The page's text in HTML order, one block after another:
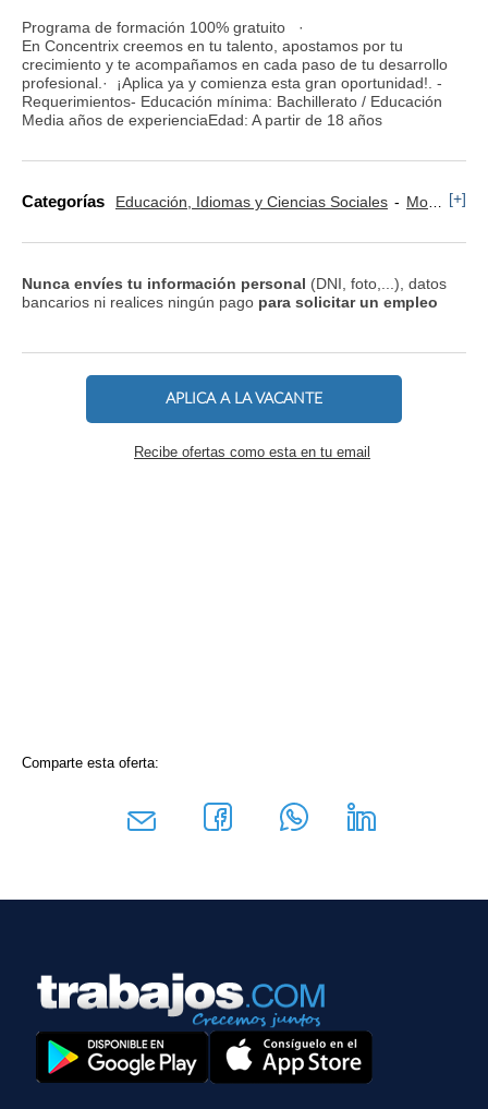
Programa de formación 100% gratuito ·
En Concentrix creemos en tu talento, apostamos por tu
crecimiento y te acompañamos en cada paso de tu desarrollo
profesional.· ¡Aplica ya y comienza esta gran oportunidad!. -
Requerimientos- Educación mínima: Bachillerato / Educación
Media años de experienciaEdad: A partir de 18 años
Categorías Educación, Idiomas y Ciencias Sociales Monitor y Animador [+]
Nunca envíes tu información personal (DNI, foto,...), datos
bancarios ni realices ningún pago para solicitar un empleo
APLICA A LA VACANTE
Recibe ofertas como esta en tu email
Comparte esta oferta: